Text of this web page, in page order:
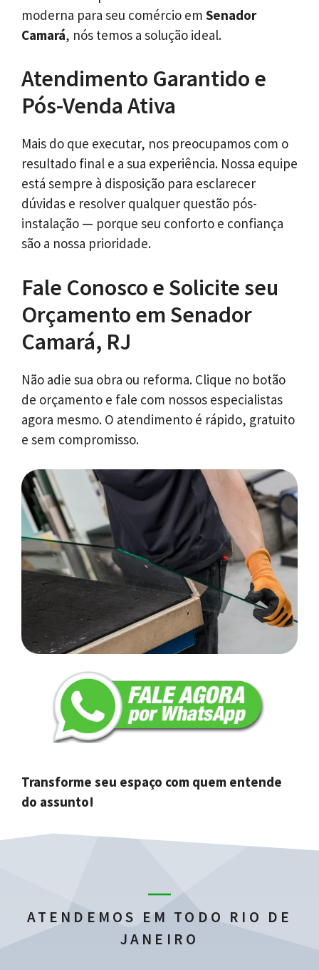
moderna para seu comércio em Senador
Camará, nós temos a solução ideal.
Atendimento Garantido e
Pós-Venda Ativa
Mais do que executar, nos preocupamos com o
resultado final e a sua experiência. Nossa equipe
está sempre à disposição para esclarecer
dúvidas e resolver qualquer questão pós-
instalação — porque seu conforto e confiança
são a nossa prioridade.
Fale Conosco e Solicite seu
Orçamento em Senador
Camará, RJ
Não adie sua obra ou reforma. Clique no botão
de orçamento e fale com nossos especialistas
agora mesmo. O atendimento é rápido, gratuito
e sem compromisso.
Transforme seu espaço com quem entende
do assunto!
ATENDEMOS EM TODO RIO DE
JANEIRO